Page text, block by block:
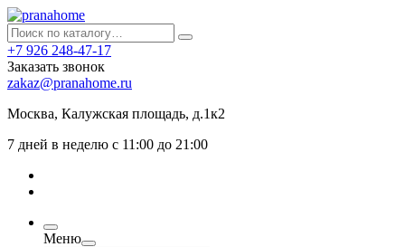
+7 926 248-47-17
Заказать звонок
zakaz@pranahome.ru
Москва, Калужская площадь, д.1к2
7 дней в неделю с 11:00 до 21:00
Меню